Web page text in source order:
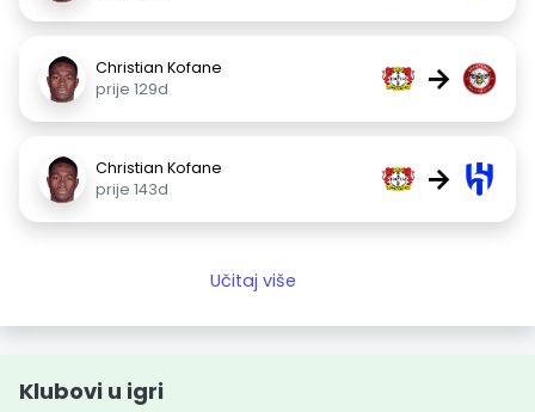
Christian Kofane
prije 129d
→
Christian Kofane
prije 143d
→
Učitaj više
Klubovi u igri